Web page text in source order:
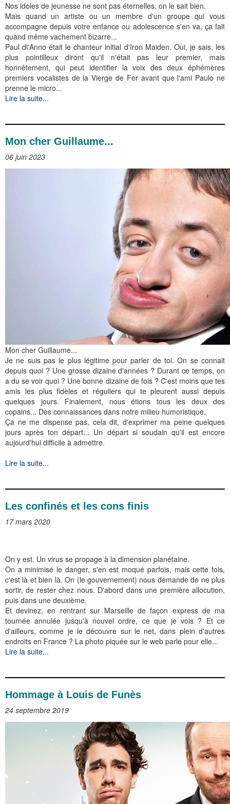
Nos idoles de jeunesse ne sont pas éternelles, on le sait bien.
Mais quand un artiste ou un membre d'un groupe qui vous
accompagne depuis votre enfance ou adolescence s'en va, ça fait
quand même vachement bizarre...
Paul di'Anno était le chanteur initial d'Iron Maiden. Oui, je sais, les
plus pointilleux diront qu'il n'était pas leur premier, mais
honnêtement, qui peut identifier la voix des deux éphémères
premiers vocalistes de la Vierge de Fer avant que l'ami Paulo ne
prenne le micro...
Lire la suite...
Mon cher Guillaume...
06 juin 2023
Mon cher Guillaume...
Je ne suis pas le plus légitime pour parler de toi. On se connait
depuis quoi ? Une grosse dizaine d'années ? Durant ce temps, on
a du se voir quoi ? Une bonne dizaine de fois ? C'est moins que tes
amis les plus fidèles et réguliers qui te pleurent aussi depuis
quelques jours. Finalement, nous étions tous les deux des
copains... Des connaissances dans notre milieu humoristique.
Ça ne me dispense pas, cela dit, d'exprimer ma peine quelques
jours après ton départ... Un départ si soudain qu'il est encore
aujourd'hui difficile à admettre.
Lire la suite...
Les confinés et les cons finis
17 mars 2020
On y est. Un virus se propage à la dimension planétaine.
On a minimisé le danger, s'en est moqué parfois, mais cette fois,
c'est là et bien là. On (le gouvernement) nous demande de ne plus
sortir, de rester chez nous. D'abord dans une première allocution,
puis dans une deuxième.
Et devinez, en rentrant sur Marseille de façon express de ma
tournée annulée jusqu'à nouvel ordre, ce que je vois ? Et ce
d'ailleurs, comme je le découvre sur le net, dans plein d'autres
endroits en France ? La photo piquée sur le web parle pour elle...
Lire la suite...
Hommage à Louis de Funès
24 septembre 2019